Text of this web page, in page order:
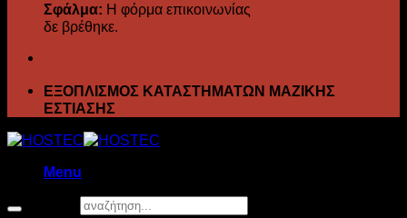
Σφάλμα: Η φόρμα επικοινωνίας
δε βρέθηκε.
ΕΞΟΠΛΙΣΜΟΣ ΚΑΤΑΣΤΗΜΑΤΩΝ ΜΑΖΙΚΗΣ
ΕΣΤΙΑΣΗΣ
Menu
Αναζήτηση